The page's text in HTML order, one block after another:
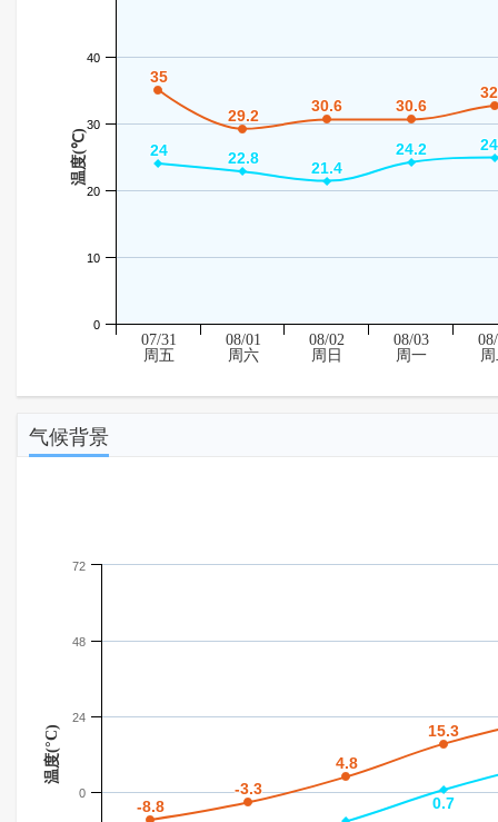
温度(℃)
35
35
29.2
29.2
30.6
30.6 30.6
30.6
24
24 22.8
22.8
21.4
21.4
24.2
24.2
0
10
20
30
40
07/31
周五
08/01
周六
08/02
周日
08/03
周一
气候背景
温度(°C)
-8.8
-8.8
-3.3
-3.3
4.8
4.8
15.3
15.3
0.7
0.7
0
24
48
72